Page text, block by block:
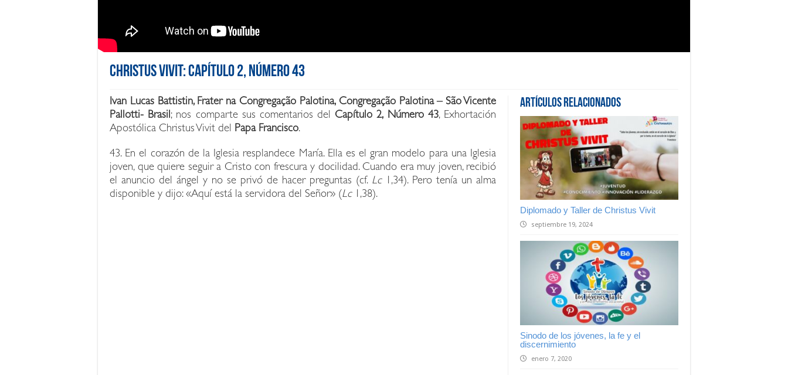
Christus Vivit: Capítulo 2, Número 43
Artículos Relacionados
Diplomado y Taller de Christus Vivit
septiembre 19, 2024
Sinodo de los jóvenes, la fe y el
discernimiento
enero 7, 2020
Ivan Lucas Battistin, Frater na Congregação Palotina, Congregação Palotina – São Vicente
Pallotti- Brasil; nos comparte sus comentarios del Capítulo 2, Número 43, Exhortación
Apostólica Christus Vivit del Papa Francisco.
43. En el corazón de la Iglesia resplandece María. Ella es el gran modelo para una Iglesia
joven, que quiere seguir a Cristo con frescura y docilidad. Cuando era muy joven, recibió
el anuncio del ángel y no se privó de hacer preguntas (cf. Lc1,34). Pero tenía un alma
disponible y dijo: «Aquí está la servidora del Señor» (Lc1,38).